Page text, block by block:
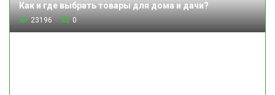
Как и где выбрать товары для дома и дачи?
23196 0